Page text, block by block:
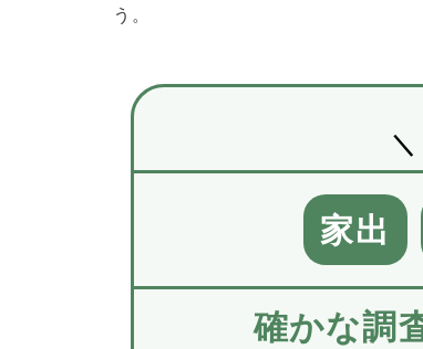
う。
家出
確かな調